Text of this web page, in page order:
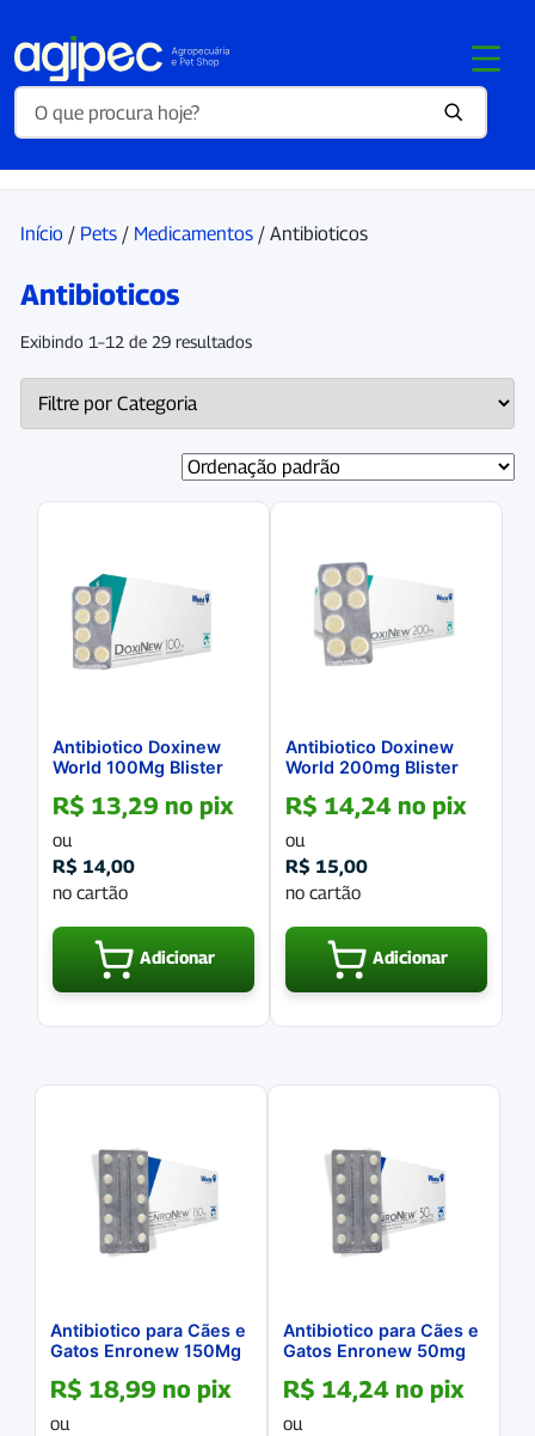
Início / Pets / Medicamentos / Antibioticos
Antibioticos
Exibindo 1–12 de 29 resultados
Antibiotico Doxinew
World 100Mg Blister
R$ 13,29 no pix
ou
R$ 14,00
no cartão
Adicionar
Antibiotico Doxinew
World 200mg Blister
R$ 14,24 no pix
ou
R$ 15,00
no cartão
Adicionar
Antibiotico para Cães e
Gatos Enronew 150Mg
Comprimidos
R$ 18,99 no pix
ou
Antibiotico para Cães e
Gatos Enronew 50mg
Comprimidos
R$ 14,24 no pix
ou